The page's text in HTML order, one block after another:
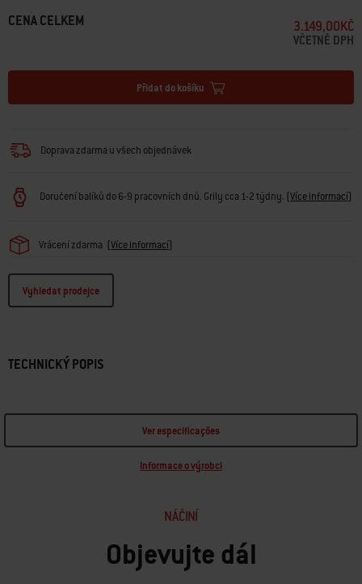
CENA CELKEM 3.149,00KČ
VČETNĚ DPH
Přidat do košíku
Doprava zdarma u všech objednávek
Doručení balíků do 6-9 pracovních dnů. Grily cca 1-2 týdny. (Více informací)
Vrácení zdarma (Více informací)
Vyhledat prodejce
TECHNICKÝ POPIS
Ver especificações
Informace o výrobci
NÁČINÍ
Objevujte dál